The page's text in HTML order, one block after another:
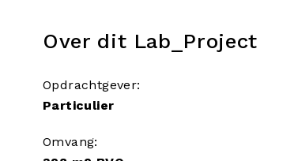
Over dit Lab_Project
Opdrachtgever:
Particulier
Omvang: